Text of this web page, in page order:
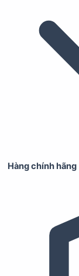
Hàng chính hãng